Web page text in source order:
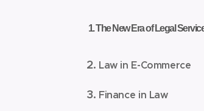
1.The New Era of Legal
2. Law in E-Commerce
3. Finance in Law